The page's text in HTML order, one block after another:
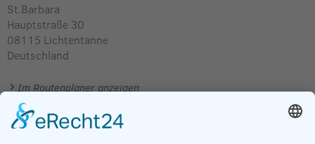
St.Barbara
Hauptstraße 30
08115 Lichtentanne
Deutschland
Im Routenplaner anzeigen